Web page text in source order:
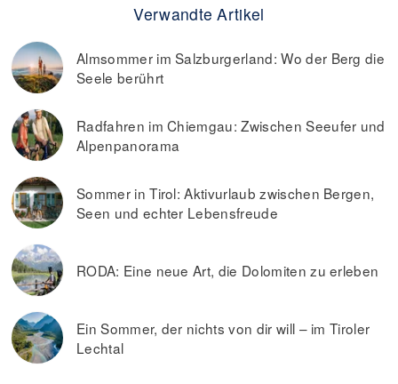
Verwandte Artikel
Almsommer im Salzburgerland: Wo der Berg die
Seele berührt
Radfahren im Chiemgau: Zwischen Seeufer und
Alpenpanorama
Sommer in Tirol: Aktivurlaub zwischen Bergen,
Seen und echter Lebensfreude
RODA: Eine neue Art, die Dolomiten zu erleben
Ein Sommer, der nichts von dir will – im Tiroler
Lechtal